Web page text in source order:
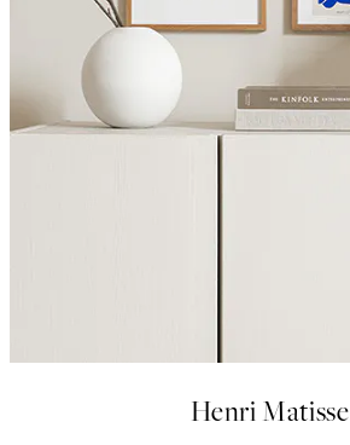
Henri Matisse